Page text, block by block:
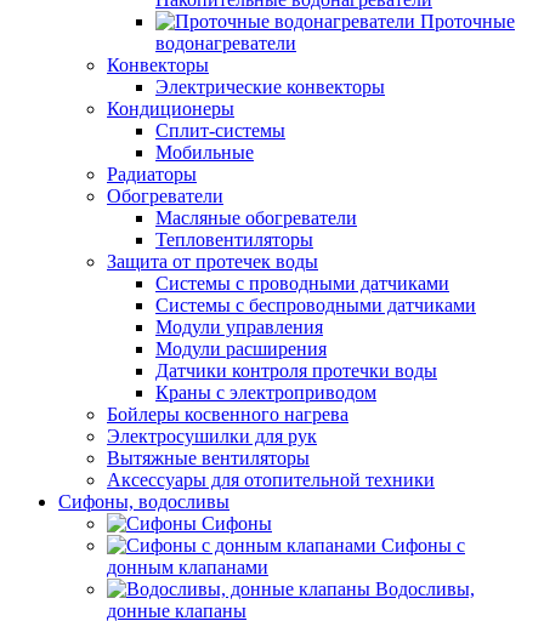
Проточные
водонагреватели
Конвекторы
Электрические конвекторы
Кондиционеры
Сплит-системы
Мобильные
Радиаторы
Обогреватели
Масляные обогреватели
Тепловентиляторы
Защита от протечек воды
Системы с проводными датчиками
Системы с беспроводными датчиками
Модули управления
Модули расширения
Датчики контроля протечки воды
Краны с электроприводом
Бойлеры косвенного нагрева
Электросушилки для рук
Вытяжные вентиляторы
Аксессуары для отопительной техники
Сифоны, водосливы
Сифоны
Сифоны с
донным клапанами
Водосливы,
донные клапаны